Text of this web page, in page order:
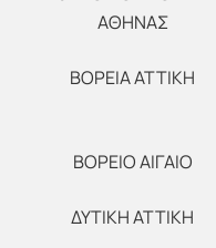
ΑΘΗΝΑΣ
ΒΟΡΕΙΑ ΑΤΤΙΚΗ
ΒΟΡΕΙΟ ΑΙΓΑΙΟ
ΔΥΤΙΚΗ ΑΤΤΙΚΗ